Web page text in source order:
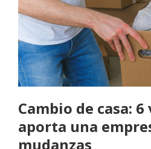
Cambio de casa:
aporta una
mudanzas